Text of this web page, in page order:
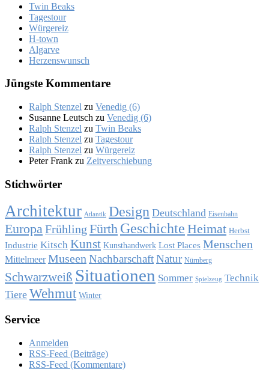
Twin Beaks
Ta­ges­tour
Wür­ge­reiz
H‑town
Al­gar­ve
Her­zens­wunsch
Jüng­ste Kom­men­ta­re
Ralph Stenzel zu Ve­ne­dig (6)
Susanne Leutsch zu Ve­ne­dig (6)
Ralph Stenzel zu Twin Beaks
Ralph Stenzel zu Ta­ges­tour
Ralph Stenzel zu Wür­ge­reiz
Peter Frank zu Zeit­ver­schie­bung
Stich­wör­ter
Architektur Atlantik Design Deutschland Eisenbahn
EuropaFrühling Fürth Geschichte Heimat Herbst
Industrie Kitsch Kunst Kunsthandwerk Lost Places Menschen
Mittelmeer MuseenNachbarschaftNatur Nürnberg
Schwarzweiß Situationen Sommer Spielzeug Technik
Tiere Wehmut Winter
Ser­vice
Anmelden
RSS-Feed (Beiträge)
RSS-Feed (Kommentare)